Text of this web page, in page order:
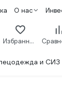
О нас
Избранное
и СИЗ